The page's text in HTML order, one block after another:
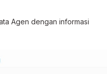
Agen dengan informasi